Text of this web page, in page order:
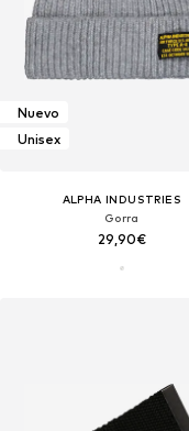
Nuevo
Unisex
ALPHA INDUSTRIES
Gorra
29,90€